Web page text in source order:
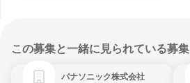
この募集と一緒に見られている募集
パナソニック株式会社